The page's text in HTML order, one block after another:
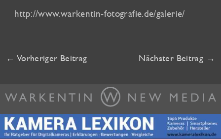
http://www.warkentin-fotografie.de/galerie/
← Vorheriger Beitrag Nächster Beitrag →